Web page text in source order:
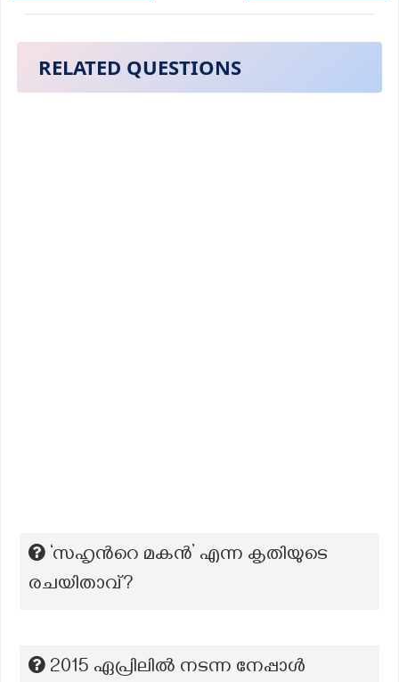
RELATED QUESTIONS
‘സഹൃന്‍റെ മകൻ’ എന്ന കൃതിയുടെ
രചയിതാവ്?
2015 ഏപ്രിലിൽ നടന്ന നേപ്പാൾ